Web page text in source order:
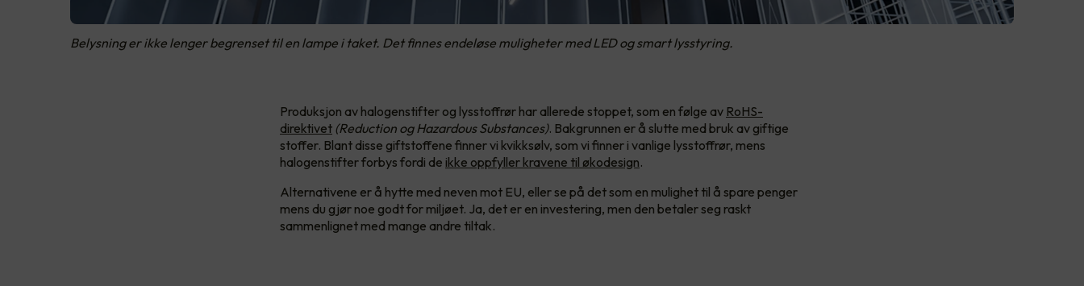
Belysning er ikke lenger begrenset til en lampe i taket. Det finnes endeløse muligheter med LED og smart lysstyring.
Produksjon av halogenstifter og lysstoffrør har allerede stoppet, som en følge av RoHS-
direktivet (Reduction og Hazardous Substances). Bakgrunnen er å slutte med bruk av giftige
stoffer. Blant disse giftstoffene finner vi kvikksølv, som vi finner i vanlige lysstoffrør, mens
halogenstifter forbys fordi de ikke oppfyller kravene til økodesign.
Alternativene er å hytte med neven mot EU, eller se på det som en mulighet til å spare penger
mens du gjør noe godt for miljøet. Ja, det er en investering, men den betaler seg raskt
sammenlignet med mange andre tiltak.